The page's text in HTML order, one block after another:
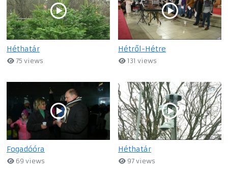
Héthatár
75 views
Hétről-Hétre
131 views
Fogadóóra
69 views
Héthatár
97 views